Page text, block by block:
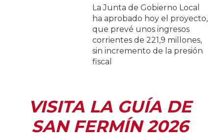
La Junta de Gobierno Local
ha aprobado hoy el proyecto,
que prevé unos ingresos
corrientes de 221,9 millones,
sin incremento de la presión
fiscal
VISITA LA GUÍA DE
SAN FERMÍN 2026